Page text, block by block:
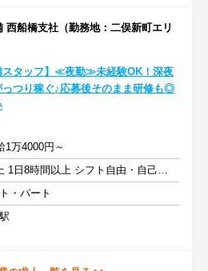
西船橋支社（勤務地：二俣新町エリ
スタッフ】≪夜勤≫未経験OK！深夜
っつり稼ぐ♪応募後そのまま研修も◎
1万4000円～
週1日以上 1日8時間以上 シフト自由・自己申告
・パート